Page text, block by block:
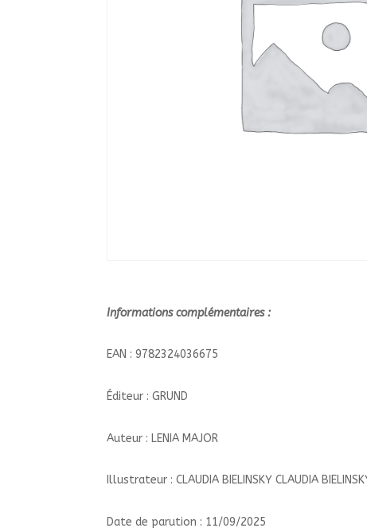
Informations complémentaires :
EAN : 9782324036675
Éditeur : GRUND
Auteur : LENIA MAJOR
Illustrateur : CLAUDIA BIELINSKY CLAUDIA
Date de parution : 11/09/2025